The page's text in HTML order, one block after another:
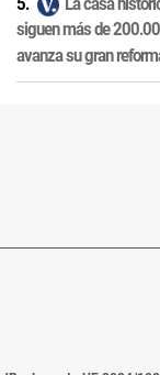
siguen más de
avanza su gran